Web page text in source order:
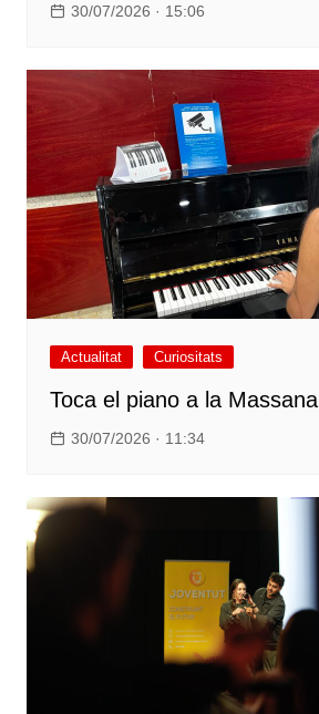
30/07/2026 · 15:06
Actualitat Curiositats
Toca el piano a la Massana
30/07/2026 · 11:34